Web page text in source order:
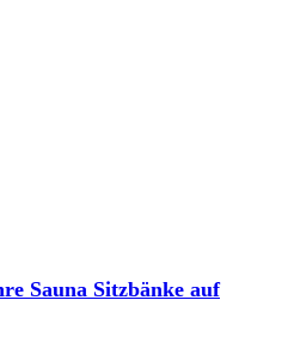
Sauna Sitzbänke auf